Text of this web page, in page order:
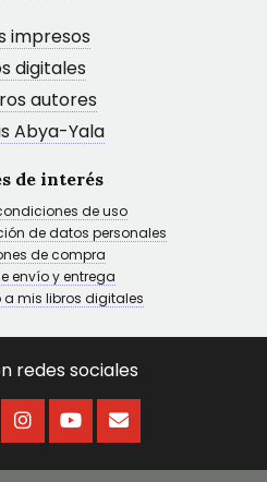
impresos
digitales
autores
Abya-Yala
de interés
de uso
de datos personales
de compra
envío y entrega
mis libros digitales
redes sociales